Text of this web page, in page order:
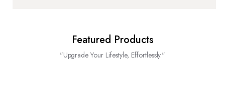
Featured Products
"Upgrade Your Lifestyle, Effortlessly."